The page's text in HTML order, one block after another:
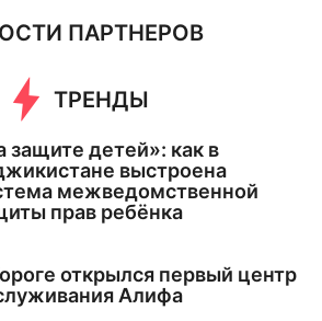
ПАРТНЕРОВ
ТРЕНДЫ
защите детей»: как в
выстроена
межведомственной
прав ребёнка
открылся первый центр
Алифа